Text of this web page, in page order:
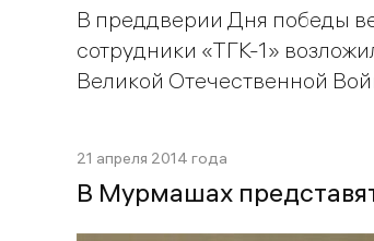
В преддверии Дня победы
сотрудники «ТГК-1»
Великой Отечественной
21 апреля 2014 года
В Мурмашах